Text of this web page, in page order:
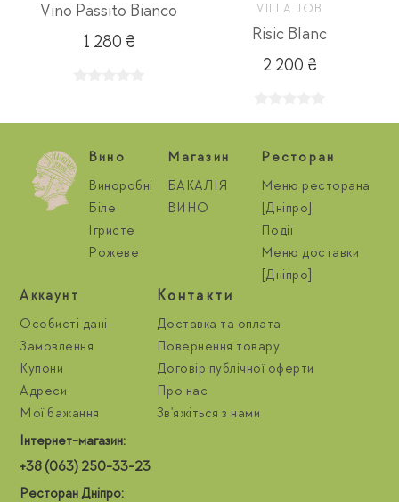
Vino Passito Bianco
1 280 ₴
VILLA JOB
Risic Blanc
2 200 ₴
Вино
Виноробні
Біле
Ігристе
Рожеве
Магазин
БАКАЛІЯ
ВИНО
Ресторан
Меню ресторана
[Дніпро]
Події
Меню доставки
[Дніпро]
Aккаунт
Особисті дані
Замовлення
Купони
Адреси
Мої бажання
Контакти
Доставка та оплата
Повернення товару
Договір публічної оферти
Про нас
Зв'яжіться з нами
Інтернет-магазин:
+38 (063) 250-33-23
Ресторан Дніпро: